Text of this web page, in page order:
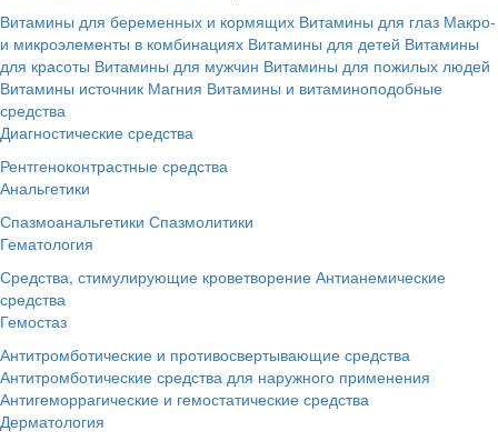
Витамины для беременных и кормящих Витамины для глаз Макро-
и микроэлементы в комбинациях Витамины для детей Витамины
для красоты Витамины для мужчин Витамины для пожилых людей
Витамины источник Магния Витамины и витаминоподобные
средства
Диагностические средства
Рентгеноконтрастные средства
Анальгетики
Спазмоанальгетики Спазмолитики
Гематология
Средства, стимулирующие кроветворение Антианемические
средства
Гемостаз
Антитромботические и противосвертывающие средства
Антитромботические средства для наружного применения
Антигеморрагические и гемостатические средства
Дерматология